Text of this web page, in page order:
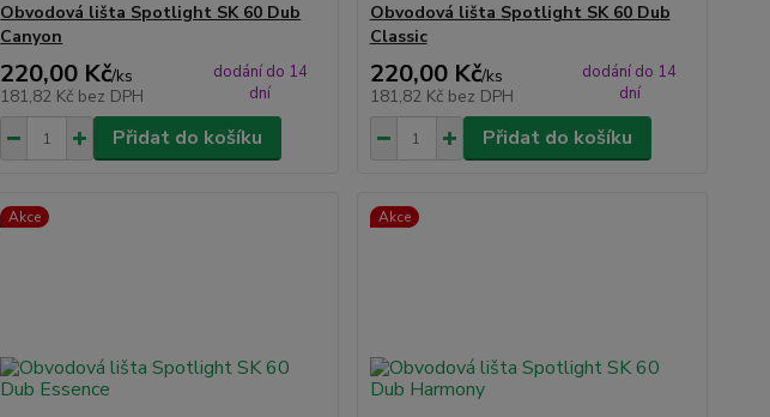
Obvodová lišta Spotlight SK 60 Dub
Canyon
220,00 Kč/ks
181,82 Kč bez DPH
dodání do 14
dní
Přidat do košíku
Obvodová lišta Spotlight SK 60 Dub
Classic
220,00 Kč/ks
181,82 Kč bez DPH
dodání do 14
dní
Přidat do košíku
Akce Akce